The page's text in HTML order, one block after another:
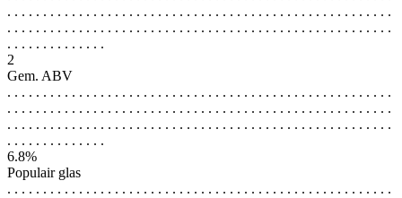
. . . . . . . . . . . . . . . . . . . . . . . . . . . . . . . . . . . . . . . . . . . . . . . . . . . . . .
. . . . . . . . . . . . . . . . . . . . . . . . . . . . . . . . . . . . . . . . . . . . . . . . . . . . . .
. . . . . . . . . . . . . .
2
Gem. ABV
. . . . . . . . . . . . . . . . . . . . . . . . . . . . . . . . . . . . . . . . . . . . . . . . . . . . . .
. . . . . . . . . . . . . . . . . . . . . . . . . . . . . . . . . . . . . . . . . . . . . . . . . . . . . .
. . . . . . . . . . . . . . . . . . . . . . . . . . . . . . . . . . . . . . . . . . . . . . . . . . . . . .
. . . . . . . . . . . . . .
6.8%
Populair glas
. . . . . . . . . . . . . . . . . . . . . . . . . . . . . . . . . . . . . . . . . . . . . . . . . . . . . .